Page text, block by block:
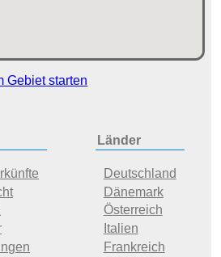
Gebiet starten
Länder
Deutschland
Dänemark
Österreich
Italien
Frankreich